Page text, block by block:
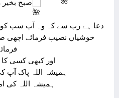
صبح بخیر
دعا ہے رب سے کہ وہ آپ سب کو
خوشیاں نصیب فرمائے اچھی
اور کبھی کسی
ہمیشہ اللہ پاک آپ
ہمیشہ اللہ کی